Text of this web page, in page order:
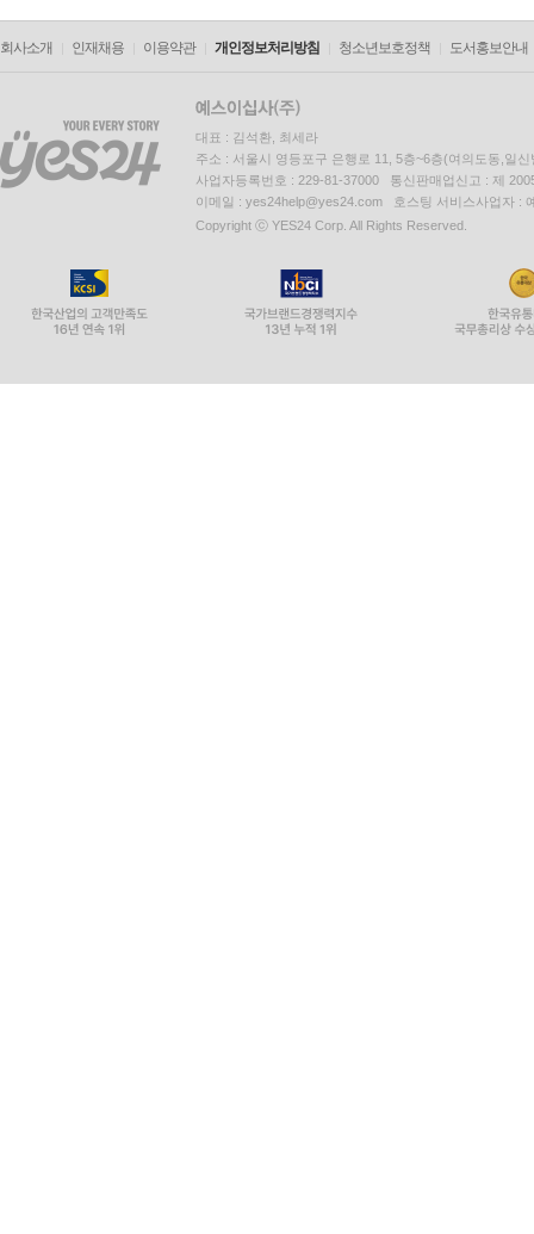
회사소개 인재채용 이용약관 개인정보처리방침 청소년보호정책 도서홍보안내
대표 : 김석환, 최세라
주소 : 서울시 영등포구 은행로 11, 5층~6층(여의도동,일신
사업자등록번호 : 229-81-37000 통신판매업신고 : 제
이메일 : yes24help@yes24.com 호스팅 서비스사업자 :
Copyright ⓒ YES24 Corp. All Rights Reserved.